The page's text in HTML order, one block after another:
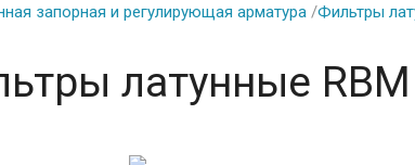
запорная и регулирующая арматура /Фильтры
латунные RBM